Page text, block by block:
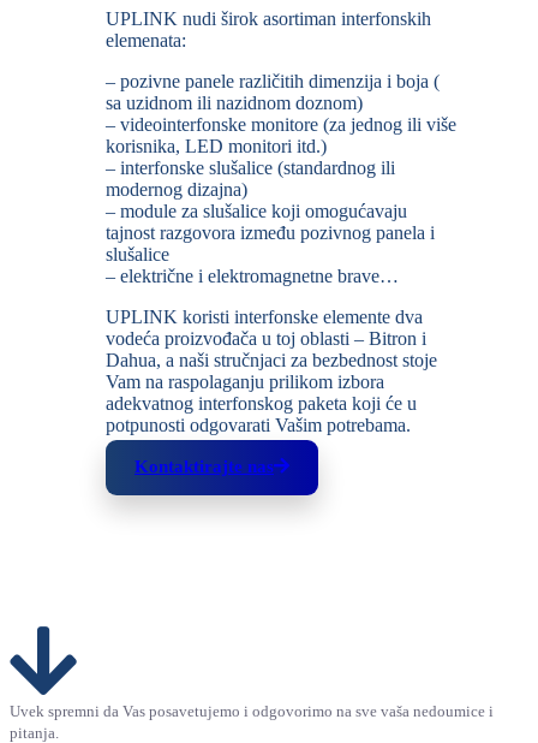
UPLINK nudi širok asortiman interfonskih
elemenata:
– pozivne panele različitih dimenzija i boja (
sa uzidnom ili nazidnom doznom)
– videointerfonske monitore (za jednog ili više
korisnika, LED monitori itd.)
– interfonske slušalice (standardnog ili
modernog dizajna)
– module za slušalice koji omogućavaju
tajnost razgovora između pozivnog panela i
slušalice
– električne i elektromagnetne brave…
UPLINK koristi interfonske elemente dva
vodeća proizvođača u toj oblasti – Bitron i
Dahua, a naši stručnjaci za bezbednost stoje
Vam na raspolaganju prilikom izbora
adekvatnog interfonskog paketa koji će u
potpunosti odgovarati Vašim potrebama.
Kontaktirajte nas
Uvek spremni da Vas posavetujemo i odgovorimo na sve vaša nedoumice i
pitanja.